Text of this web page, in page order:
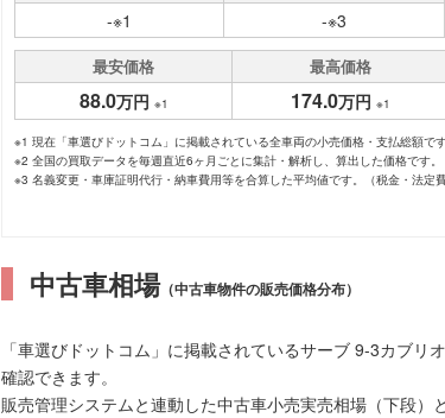
-※1 -※3
最安価格 最高価格
88.0万円 ※1 174.0万円 ※1
※1 現在「車選びドットコム」に掲載されている全車両の小売価格・支払総額です
※2 全国の買取データを毎週直近6ヶ月ごとに集計・解析し、算出した価格です。
※3 名義変更・車庫証明代行・納車費用等を合算した平均値です。（税金・法定
中古車相場（中古車物件の販売価格分布）
「車選びドットコム」に掲載されているサーブ 9-3カブ
確認できます。
販売管理システムと連動した中古車小売実売相場（下段）